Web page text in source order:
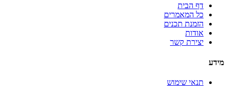
דף הבית
כל המאמרים
הזמנת תכנים
אודות
יצירת קשר
מידע
תנאי שימוש